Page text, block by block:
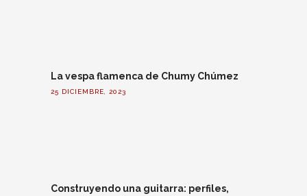
La vespa flamenca de Chumy Chúmez
25 DICIEMBRE, 2023
Construyendo una guitarra: perfiles,